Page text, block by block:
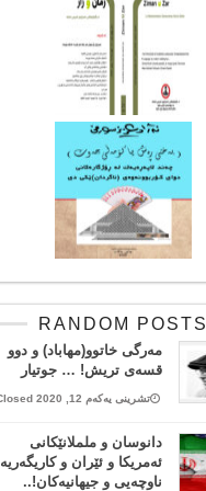
RANDOM POSTS
مەرگی خاتوو(مهاباد) و دوو
قسەی تریش! … جوتیار
تشرینی یەکەم 12, 2020 Closed
دانوسان و ململانێکانی
ئەمریکا و ئێران و کاریگەریە
ناوچەیی و جیهانیەکان!..